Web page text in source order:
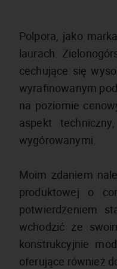
Polpora, jako
laurach.
cechujące się
wyrafinowanym
na poziomie
aspekt
wygórowanymi.
Moim zdaniem
produktowej o
potwierdzeniem
wchodzić ze
konstrukcyjnie
oferujące również